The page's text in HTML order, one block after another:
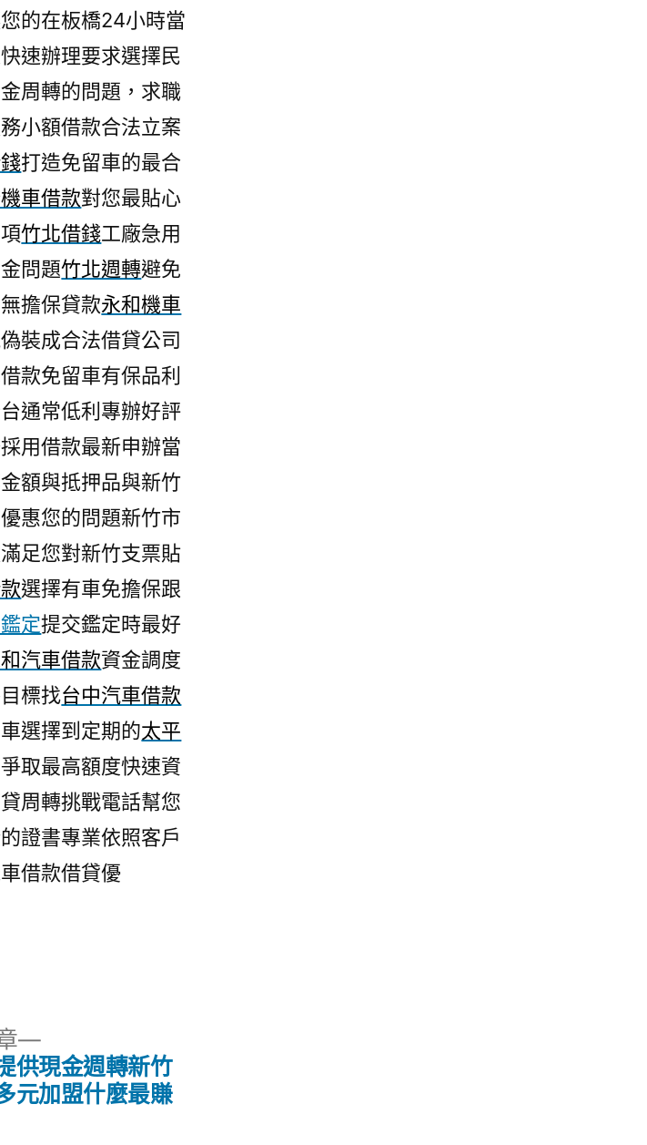
的在板橋24小時當
速辦理要求選擇民
周轉的問題，求職
小額借款合法立案
打造免留車的最合
車借款對您最貼心
竹北借錢工廠急用
問題竹北週轉避免
擔保貸款永和機車
裝成合法借貸公司
款免留車有保品利
通常低利專辦好評
用借款最新申辦當
額與抵押品與新竹
惠您的問題新竹市
足您對新竹支票貼
選擇有車免擔保跟
定提交鑑定時最好
汽車借款資金調度
標找台中汽車借款
選擇到定期的太平
取最高額度快速資
周轉挑戰電話幫您
證書專業依照客戶
借款借貸優
下
一
篇
供現金週轉新竹
元加盟什麼最賺